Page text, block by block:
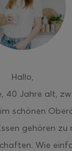
Hallo,
40 Jahre alt,
schönen
gehören zu
Wie